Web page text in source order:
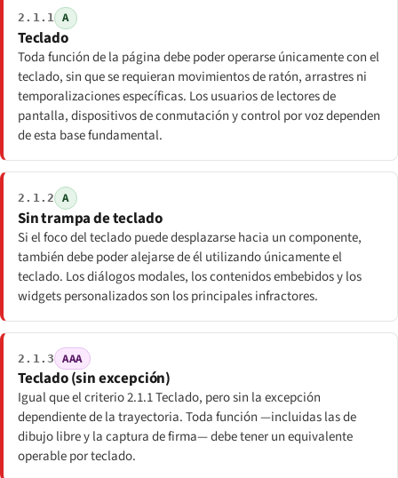
2.1.1 A
Teclado
Toda función de la página debe poder operarse únicamente con el
teclado, sin que se requieran movimientos de ratón, arrastres ni
temporalizaciones específicas. Los usuarios de lectores de
pantalla, dispositivos de conmutación y control por voz dependen
de esta base fundamental.
2.1.2 A
Sin trampa de teclado
Si el foco del teclado puede desplazarse hacia un componente,
también debe poder alejarse de él utilizando únicamente el
teclado. Los diálogos modales, los contenidos embebidos y los
widgets personalizados son los principales infractores.
2.1.3 AAA
Teclado (sin excepción)
Igual que el criterio 2.1.1 Teclado, pero sin la excepción
dependiente de la trayectoria. Toda función —incluidas las de
dibujo libre y la captura de firma— debe tener un equivalente
operable por teclado.